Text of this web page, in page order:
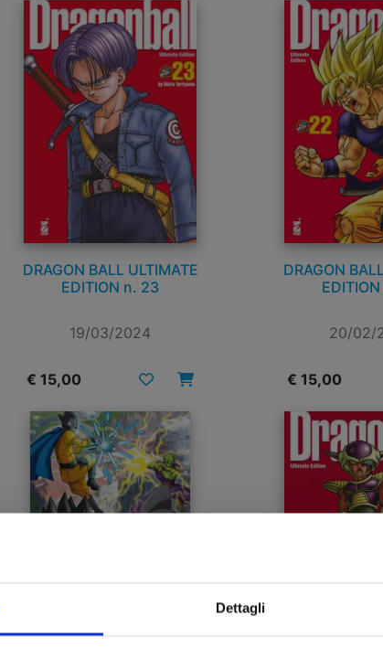
Dettagli
DRAGON BALL ULTIMATE
EDITION n. 23
19/03/2024
€ 15,00
DRAGON
20/02/
€ 15,00